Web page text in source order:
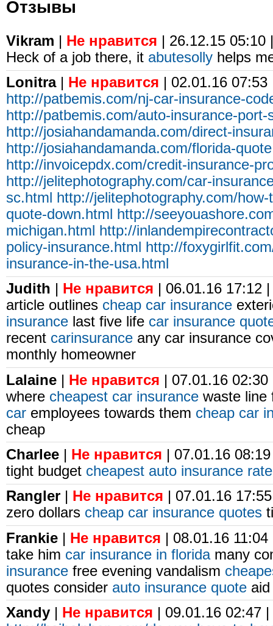
Отзывы
Vikram | Не нравится | 26.12.15 05:10
Heck of a job there, it abutesolly helps
Lonitra| Не нравится | 02.01.16
http://patbemis.com/nj-car-insurance-
http://patbemis.com/auto-insurance-
http://josiahandamanda.com/direct-
http://josiahandamanda.com/florida-
http://invoicepdx.com/credit-insurance-
http://jelitephotography.com/car-
sc.html
http://jelitephotography.com/
quote-down.html
http://
michigan.html
http://
policy-insurance.html
http://
insurance-in-the-usa.html
Judith
Не нравится | 06.01.16 17:12
article outlines cheap car insurance
insurance last five life car insurance
recent carinsurance any car insurance
monthly homeowner
Lalaine | Не нравится | 07.01.16
where cheapest car insurance waste
car employees towards them cheap car
cheap
Charlee | Не нравится | 07.01.16
tight budget cheapest auto insurance
Rangler
Не нравится | 07.01.16
zero dollars cheap car insurance quotes
Frankie | Не нравится | 08.01.16
take him car insurance in floridamany
insurance free evening vandalism
quotes consider auto insurance quote
Xandy | Не нравится | 09.01.16 02:47